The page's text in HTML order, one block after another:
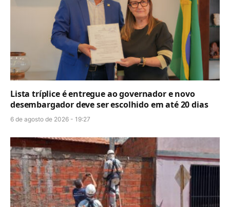
Lista tríplice é entregue ao governador e novo
desembargador deve ser escolhido em até 20 dias
6 de agosto de 2026 - 19:27